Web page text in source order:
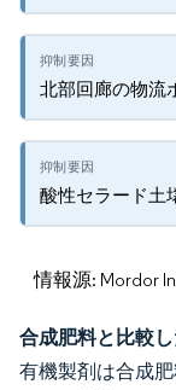
北部回廊の物流
酸性セラード土
情報源: Mordor
合成肥料と比較
有機製剤は合成